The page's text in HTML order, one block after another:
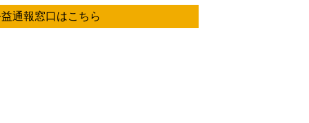
通報窓口はこちら